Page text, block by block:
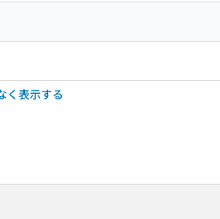
く表示する